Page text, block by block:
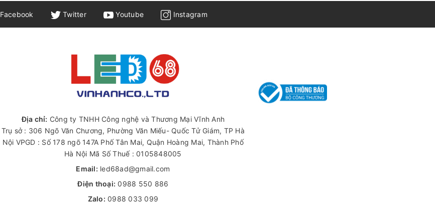
Facebook Twitter Youtube Instagram
Địa chỉ: Công ty TNHH Công nghệ và Thương Mại Vĩnh Anh
Trụ sở : 306 Ngõ Văn Chương, Phường Văn Miếu- Quốc Tử Giám, TP Hà
Nội VPGD : Số 178 ngõ 147A Phố Tân Mai, Quận Hoàng Mai, Thành Phố
Hà Nội Mã Số Thuế : 0105848005
Email: led68ad@gmail.com
Điện thoại: 0988 550 886
Zalo: 0988 033 099